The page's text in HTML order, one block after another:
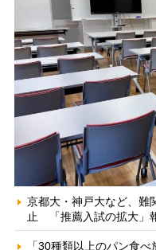
京都大・神戸大など、難
止 「推薦入試の拡大」
「30種類以上のパン食